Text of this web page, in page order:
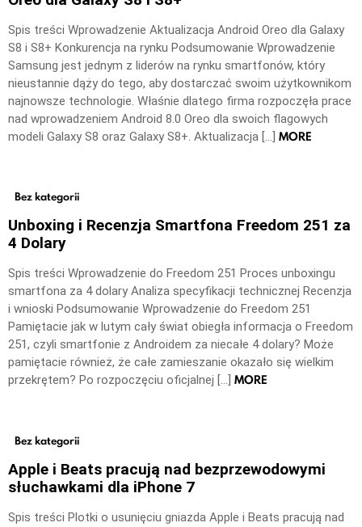
Spis treści Wprowadzenie Aktualizacja Android Oreo dla Galaxy
S8 i S8+ Konkurencja na rynku Podsumowanie Wprowadzenie
Samsung jest jednym z liderów na rynku smartfonów, który
nieustannie dąży do tego, aby dostarczać swoim użytkownikom
najnowsze technologie. Właśnie dlatego firma rozpoczęła prace
nad wprowadzeniem Android 8.0 Oreo dla swoich flagowych
modeli Galaxy S8 oraz Galaxy S8+. Aktualizacja […] MORE
Bez kategorii
Unboxing i Recenzja Smartfona Freedom 251 za
4 Dolary
Spis treści Wprowadzenie do Freedom 251 Proces unboxingu
smartfona za 4 dolary Analiza specyfikacji technicznej Recenzja
i wnioski Podsumowanie Wprowadzenie do Freedom 251
Pamiętacie jak w lutym cały świat obiegła informacja o Freedom
251, czyli smartfonie z Androidem za niecałe 4 dolary? Może
pamiętacie również, że całe zamieszanie okazało się wielkim
przekrętem? Po rozpoczęciu oficjalnej […] MORE
Bez kategorii
Apple i Beats pracują nad bezprzewodowymi
słuchawkami dla iPhone 7
Spis treści Plotki o usunięciu gniazda Apple i Beats pracują nad